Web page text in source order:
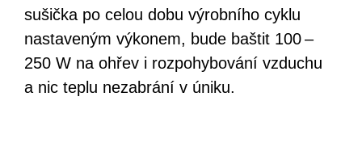
sušička po celou dobu výrobního cyklu
nastaveným výkonem, bude baštit 100 –
250 W na ohřev i rozpohybování vzduchu
a nic teplu nezabrání v úniku.